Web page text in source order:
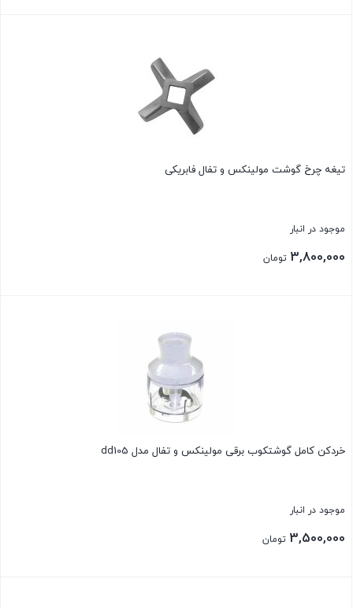
تیغه چرخ گوشت مولینکس و تفال فابریکی
موجود در انبار
3,800,000 تومان
خردکن کامل گوشتکوب برقی مولینکس و تفال مدل dd105
موجود در انبار
3,500,000 تومان